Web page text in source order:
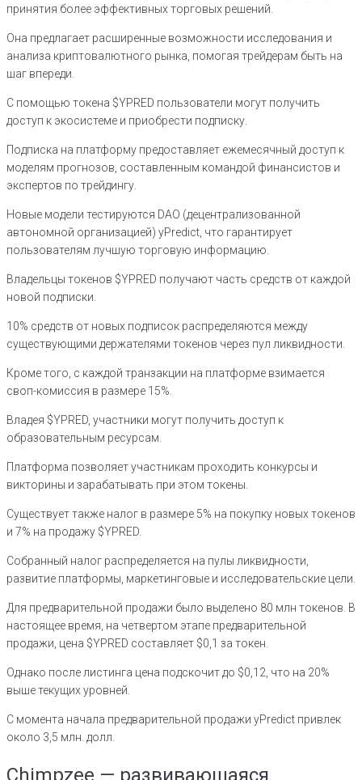
принятия более эффективных торговых решений.
Она предлагает расширенные возможности исследования и
анализа криптовалютного рынка, помогая трейдерам быть на
шаг впереди.
С помощью токена $YPRED пользователи могут получить
доступ к экосистеме и приобрести подписку.
Подписка на платформу предоставляет ежемесячный доступ к
моделям прогнозов, составленным командой финансистов и
экспертов по трейдингу.
Новые модели тестируются DAO (децентрализованной
автономной организацией) yPredict, что гарантирует
пользователям лучшую торговую информацию.
Владельцы токенов $YPRED получают часть средств от каждой
новой подписки.
10% средств от новых подписок распределяются между
существующими держателями токенов через пул ликвидности.
Кроме того, с каждой транзакции на платформе взимается
своп-комиссия в размере 15%.
Владея $YPRED, участники могут получить доступ к
образовательным ресурсам.
Платформа позволяет участникам проходить конкурсы и
викторины и зарабатывать при этом токены.
Существует также налог в размере 5% на покупку новых токенов
и 7% на продажу $YPRED.
Собранный налог распределяется на пулы ликвидности,
развитие платформы, маркетинговые и исследовательские цели.
Для предварительной продажи было выделено 80 млн токенов. В
настоящее время, на четвертом этапе предварительной
продажи, цена $YPRED составляет $0,1 за токен.
Однако после листинга цена подскочит до $0,12, что на 20%
выше текущих уровней.
С момента начала предварительной продажи yPredict привлек
около 3,5 млн. долл.
Chimpzee — развивающаяся